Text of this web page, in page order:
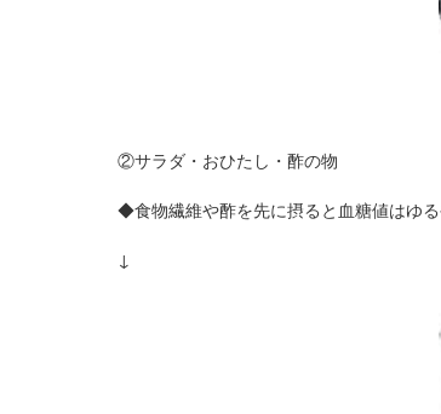
②サラダ・おひたし・酢の物
◆食物繊維や酢を先に摂ると血糖値はゆ
↓